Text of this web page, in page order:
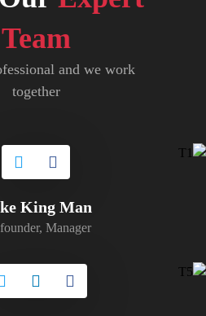
Team
and we work
together
King Man
Manager